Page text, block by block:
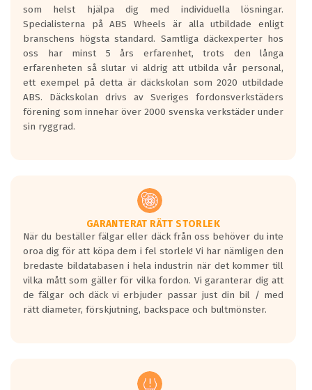
den kortaste bromssträckan och F är den
längsta.
Inga D eller G betyg delas ut för
personbilar och lätta lastbilar.
Betyget sätts efter ett test där däcken
skall bromsa in på en väg där det ligger
0.5-1.5 mm vatten.
I 80km/h kommer skillnaden på
Vid körning i över 50km/h brukar
rullmotståndets ljud överträffa
motorljudet.
På däckmärkningen kommer det finnas
en symbol av ett däck med vågar. Hög
bullernivå markeras med svarta vågor
medans de vita vågorna påvisar om det är
ett tyst däck.
regelverket som introduceras år 2016.
som helst hjälpa dig med individuella lösningar.
Specialisterna på ABS Wheels är alla utbildade enligt
branschens högsta standard. Samtliga däckexperter hos
oss har minst 5 års erfarenhet, trots den långa
erfarenheten så slutar vi aldrig att utbilda vår personal,
ett exempel på detta är däckskolan som 2020 utbildade
ABS. Däckskolan drivs av Sveriges fordonsverkstäders
förening som innehar över 2000 svenska verkstäder under
sin ryggrad.
GARANTERAT RÄTT STORLEK
När du beställer fälgar eller däck från oss behöver du inte
oroa dig för att köpa dem i fel storlek! Vi har nämligen den
bredaste bildatabasen i hela industrin när det kommer till
vilka mått som gäller för vilka fordon. Vi garanterar dig att
de fälgar och däck vi erbjuder passar just din bil / med
rätt diameter, förskjutning, backspace och bultmönster.